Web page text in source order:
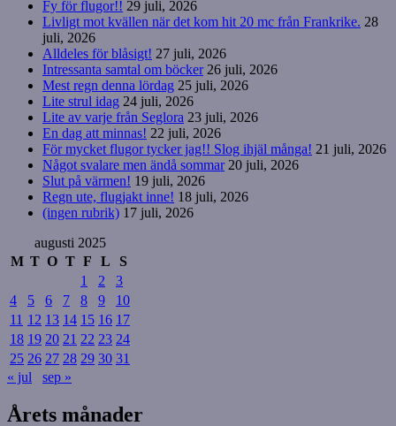
Fy för flugor!! 29 juli, 2026
Livligt mot kvällen när det kom hit 20 mc från Frankrike. 28
juli, 2026
Alldeles för blåsigt! 27 juli, 2026
Intressanta samtal om böcker 26 juli, 2026
Mest regn denna lördag 25 juli, 2026
Lite strul idag 24 juli, 2026
Lite av varje från Seglora 23 juli, 2026
En dag att minnas! 22 juli, 2026
För mycket flugor tycker jag!! Slog ihjäl många! 21 juli, 2026
Något svalare men ändå sommar 20 juli, 2026
Slut på värmen! 19 juli, 2026
Regn ute, flugjakt inne! 18 juli, 2026
(ingen rubrik) 17 juli, 2026
augusti 2025
M T O T F L
S
1
2
3
4
5 6 7 8 9
10
11 12 13 14 15 16 17
18 19 20 21 22 23 24
25 26 27 28 29 30 31
« jul
sep »
Årets månader